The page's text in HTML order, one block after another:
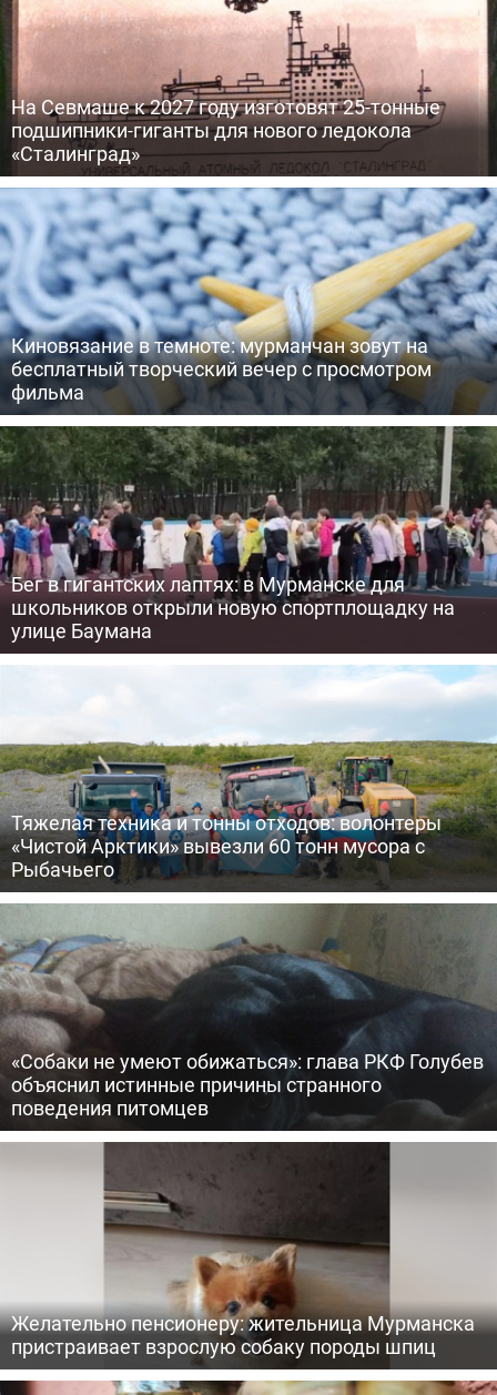
На Севмаше к 2027 году изготовят 25-тонные
подшипники-гиганты для нового ледокола
«Сталинград»
Киновязание в темноте: мурманчан зовут на
бесплатный творческий вечер с просмотром
фильма
Бег в гигантских лаптях: в Мурманске для
школьников открыли новую спортплощадку на
улице Баумана
Тяжелая техника и тонны отходов: волонтеры
«Чистой Арктики» вывезли 60 тонн мусора с
Рыбачьего
«Собаки не умеют обижаться»: глава РКФ Голубев
объяснил истинные причины странного
поведения питомцев
Желательно пенсионеру: жительница Мурманска
пристраивает взрослую собаку породы шпиц